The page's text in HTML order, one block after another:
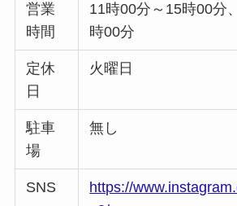
営業
時間
11時00分～15時00分
時00分
定休
日
火曜日
駐車
場
無し
SNS
https://